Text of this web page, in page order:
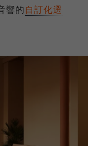
響的自訂化選